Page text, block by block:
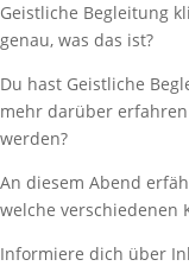
Geistliche Begleitung
genau, was das ist?
Du hast Geistliche
mehr darüber
werden?
An diesem Abend
welche verschiedenen
Informiere dich über